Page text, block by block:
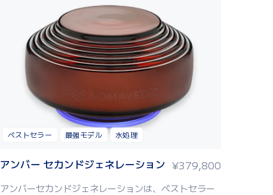
ベストセラー 最強モデル 水処理
アンバー セカンドジェネレーション ¥379,800
アンバーセカンドジェネレーションは、 ベストセラー